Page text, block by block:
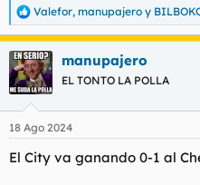
R
e
a
c
c
i
e
:
Valefor, manupajero y
manupajero
EL TONTO LA POLLA
18 Ago 2024
El City va ganando 0-1 al